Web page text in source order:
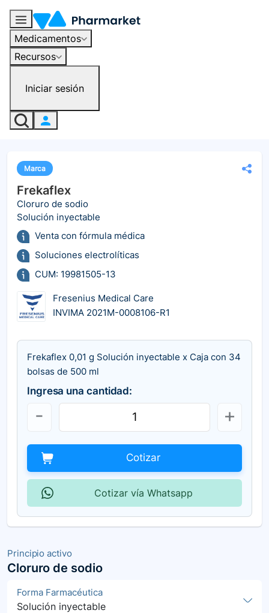
Medicamentos
Recursos
Iniciar sesión
Principio activo
Cloruro de sodio
Forma Farmacéutica
Solución inyectable
Marca
Frekaflex
Cloruro de sodio
Solución inyectable
Venta con fórmula médica
Soluciones electrolíticas
CUM: 19981505-13
Fresenius Medical Care
INVIMA 2021M-0008106-R1
Frekaflex 0,01 g Solución inyectable x Caja con 34
bolsas de 500 ml
Ingresa una cantidad:
Cotizar
Cotizar vía Whatsapp